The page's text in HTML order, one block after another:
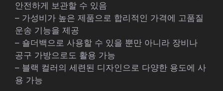
안전하게 보관할 수 있음
– 가성비가 높은 제품으로 합리적인 가격에 고품질
운송 기능을 제공
– 숄더백으로 사용할 수 있을 뿐만 아니라 장비나
공구 가방으로도 활용 가능
– 블랙 컬러의 세련된 디자인으로 다양한 용도에 사
용 가능